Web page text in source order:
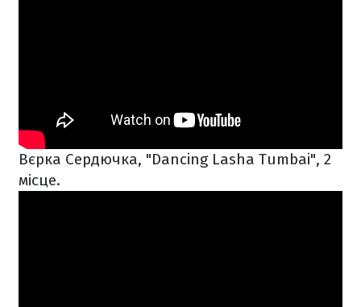
Вєрка Сердючка, "Dancing Lasha Tumbai", 2
місце.